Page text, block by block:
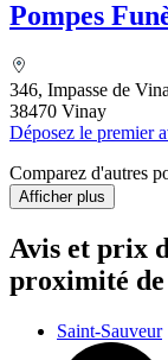
Pompes
346, Impasse de
38470 Vinay
Déposez le premier
Comparez d'autres
Afficher plus
Avis et prix
proximité
Saint-Sauveur